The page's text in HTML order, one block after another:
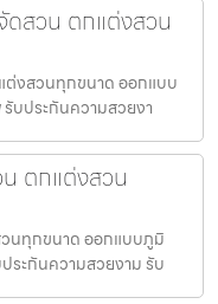
สวน ตกแต่งสวน
งสวนทุกขนาด ออกแบบ
บประกันความสวยงา
ตกแต่งสวน
นทุกขนาด ออกแบบภูมิ
ระกันความสวยงาม รับ